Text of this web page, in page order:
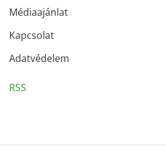
Médiaajánlat
Kapcsolat
Adatvédelem
RSS